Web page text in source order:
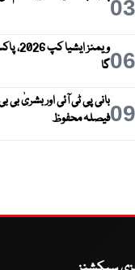
03
06
ویمنز
گا
09بانی پی ٹی آئی اور بشریٰ
فیصلہ محفوظ